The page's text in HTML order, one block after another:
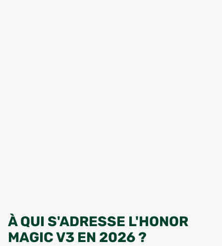
À QUI S'ADRESSE L'HONOR
MAGIC V3 EN 2026 ?